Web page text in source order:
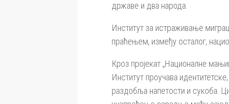
државе и два народа.
Институт за истраживање
праћењем, између осталог,
Кроз пројекат „Националне
Институт проучава
раздобља напетости и сукоба.